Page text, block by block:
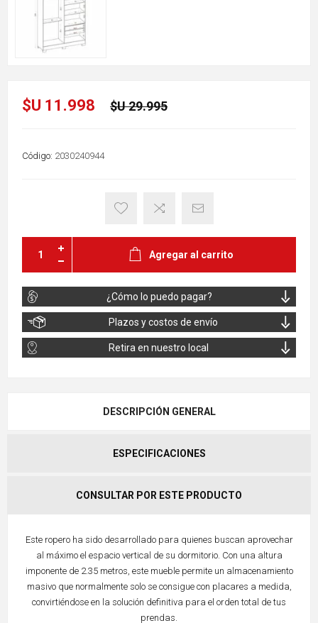
$U 11.998 $U 29.995
Código: 2030240944
Agregar al carrito
¿Cómo lo puedo pagar?
Plazos y costos de envío
Retira en nuestro local
DESCRIPCIÓN GENERAL
ESPECIFICACIONES
CONSULTAR POR ESTE PRODUCTO
Este ropero ha sido desarrollado para quienes buscan aprovechar
al máximo el espacio vertical de su dormitorio. Con una altura
imponente de 2.35 metros, este mueble permite un almacenamiento
masivo que normalmente solo se consigue con placares a medida,
convirtiéndose en la solución definitiva para el orden total de tus
prendas.